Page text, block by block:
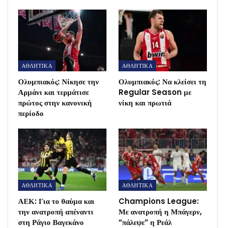
ΑΘΛΗΤΙΚΑ
Ολυμπιακός: Νίκησε την
Αρμάνι και τερμάτισε
πρώτος στην κανονική
περίοδο
ΑΘΛΗΤΙΚΑ
Ολυμπιακός: Να κλείσει τη
Regular Season με
νίκη και πρωτιά
ΑΘΛΗΤΙΚΑ
ΑΕΚ: Για το θαύμα και
την ανατροπή απέναντι
στη Ράγιο Βαγεκάνο
ΑΘΛΗΤΙΚΑ
Champions League:
Με ανατροπή η Μπάγερν,
“πάλεψε” η Ρεάλ